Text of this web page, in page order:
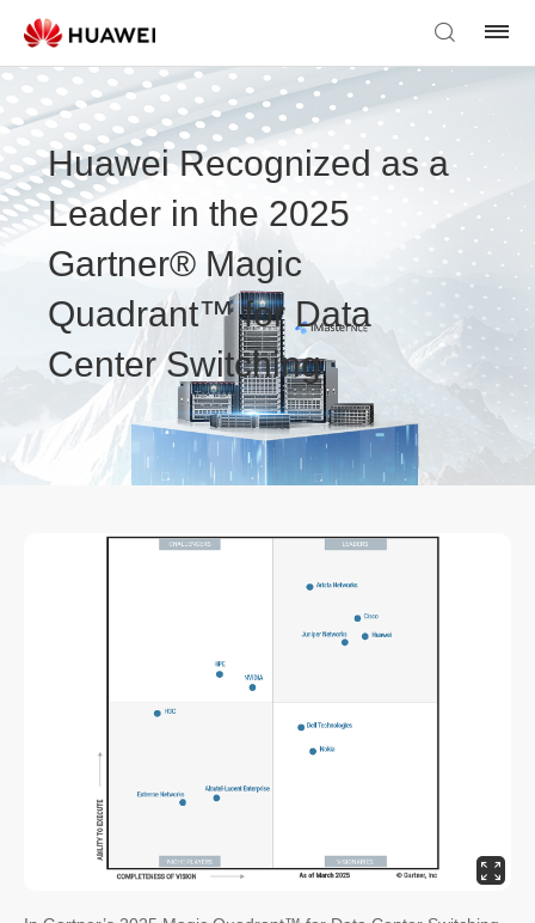
Huawei Recognized as a
Leader in the 2025
Gartner® Magic
Quadrant™ for Data
Center Switching